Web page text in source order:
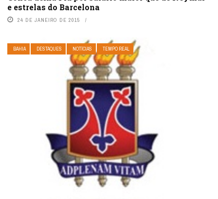
e estrelas do Barcelona
24 DE JANEIRO DE 2015
BAHIA DESTAQUES NOTÍCIAS TEMPO REAL